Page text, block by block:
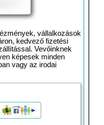
vállalkozások
kedvező fizetési
Vevőinknek
képesek minden
vagy az irodai